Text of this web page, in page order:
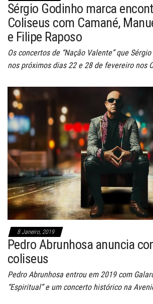
Sérgio Godinho marca
Coliseus com Camané,
e Filipe Raposo
Os concertos de “Nação Valente” que
nos próximos dias 22 e 28 de fevereiro nos
8 Janeiro, 2019
Pedro Abrunhosa anuncia
coliseus
Pedro Abrunhosa entrou em 2019 com
“Espiritual” e um concerto histórico na